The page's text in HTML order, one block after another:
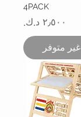
4PACK
السعر
غير متوفر